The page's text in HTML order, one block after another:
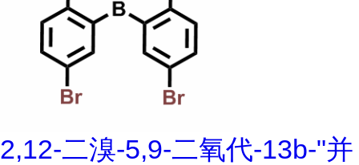
2,12-二溴-5,9-二氧代-13b-"并